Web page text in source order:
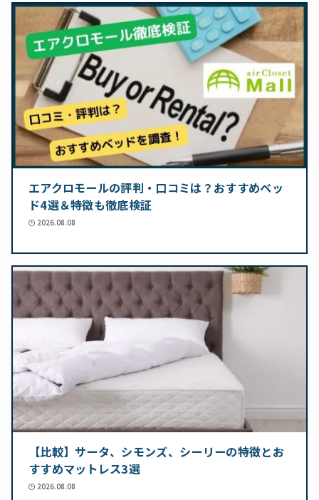
エアクロモールの評判・口コミは？おすすめベッ
ド4選＆特徴も徹底検証
2026.08.08
【比較】サータ、シモンズ、シーリーの特徴とお
すすめマットレス3選
2026.08.08